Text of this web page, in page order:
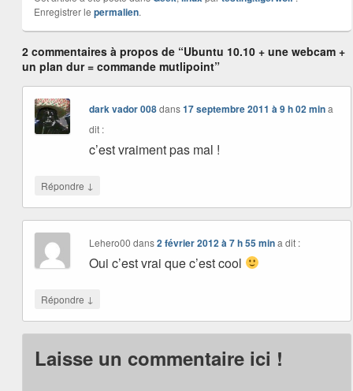
Enregistrer le permalien.
2 commentaires à propos de “Ubuntu 10.10 + une webcam +
un plan dur = commande mutlipoint”
dark vador 008dans17 septembre 2011 à 9 h 02 mina
dit :
c’est vraiment pas mal !
Répondre ↓
Lehero00 dans2 février 2012 à 7 h 55 mina dit :
Oui c’est vrai que c’est cool
Répondre ↓
Laisse un commentaire ici !